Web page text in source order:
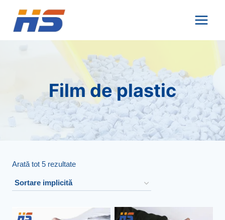
conținut
Film de plastic
Arată tot 5 rezultate